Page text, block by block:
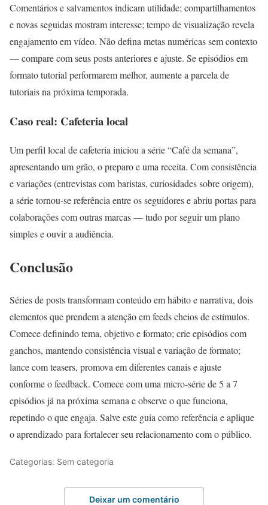
Comentários e salvamentos indicam utilidade; compartilhamentos
e novas seguidas mostram interesse; tempo de visualização revela
engajamento em vídeo. Não defina metas numéricas sem contexto
— compare com seus posts anteriores e ajuste. Se episódios em
formato tutorial performarem melhor, aumente a parcela de
tutoriais na próxima temporada.
Caso real: Cafeteria local
Um perfil local de cafeteria iniciou a série “Café da semana”,
apresentando um grão, o preparo e uma receita. Com consistência
e variações (entrevistas com baristas, curiosidades sobre origem),
a série tornou-se referência entre os seguidores e abriu portas para
colaborações com outras marcas — tudo por seguir um plano
simples e ouvir a audiência.
Conclusão
Séries de posts transformam conteúdo em hábito e narrativa, dois
elementos que prendem a atenção em feeds cheios de estímulos.
Comece definindo tema, objetivo e formato; crie episódios com
ganchos, mantendo consistência visual e variação de formato;
lance com teasers, promova em diferentes canais e ajuste
conforme o feedback. Comece com uma micro-série de 5 a 7
episódios já na próxima semana e observe o que funciona,
repetindo o que engaja. Salve este guia como referência e aplique
o aprendizado para fortalecer seu relacionamento com o público.
Categorias: Sem categoria
Deixar um comentário